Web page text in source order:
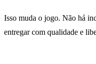
Isso muda o jogo. Não há
entregar com qualidade e